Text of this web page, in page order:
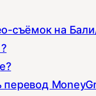
съёмок на